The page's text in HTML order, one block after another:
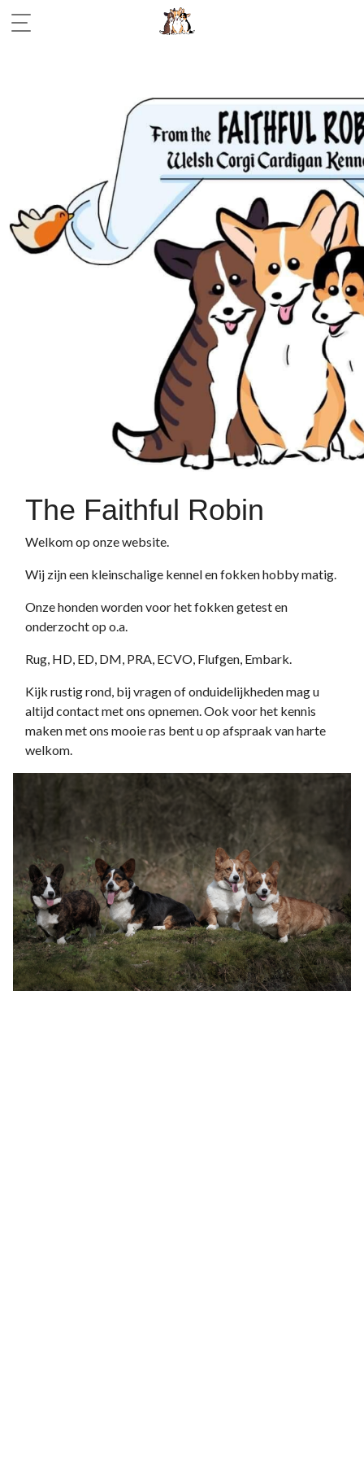
The Faithful Robin
Welkom op onze website.
Wij zijn een kleinschalige kennel en fokken hobby matig.
Onze honden worden voor het fokken getest en
onderzocht op o.a.
Rug, HD, ED, DM, PRA, ECVO, Flufgen, Embark.
Kijk rustig rond, bij vragen of onduidelijkheden mag u
altijd contact met ons opnemen. Ook voor het kennis
maken met ons mooie ras bent u op afspraak van harte
welkom.